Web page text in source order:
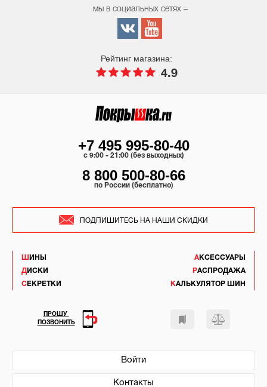
мы в социальных сетях –
Рейтинг магазина:
4.9
ШИНЫ
ДИСКИ
СЕКРЕТКИ
АКСЕССУАРЫ
РАСПРОДАЖА
КАЛЬКУЛЯТОР ШИН
Войти
Контакты
+7 495 995-80-40
c 9:00 - 21:00 (без выходных)
8 800 500-80-66
по России (бесплатно)
ПОДПИШИТЕСЬ НА НАШИ СКИДКИ
ПРОШУ
ПОЗВОНИТЬ